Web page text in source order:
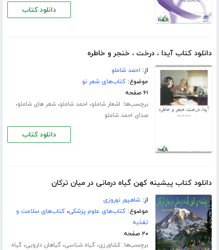
دانلود کتاب
دانلود کتاب آیدا ، درخت ، خنجر و خاطره
از: احمد شاملو
موضوع:کتاب‌های شعر نو
۶۱ صفحه
برچسب‌ها: اشعار شاملو، احمد شاملو،شعر های شاملو،
صدای احمد شاملو
دانلود کتاب
دانلود کتاب پیشینه کهن گیاه درمانی در میان ترکان
از:شاهپور نوروزی
موضوع:کتاب‌های علوم پزشکی،کتاب‌های سلامت و
تغذیه
۲۰ صفحه
برچسب‌ها:کشاورزی،گیاه شناسی،گیاهان دارویی،گیاه